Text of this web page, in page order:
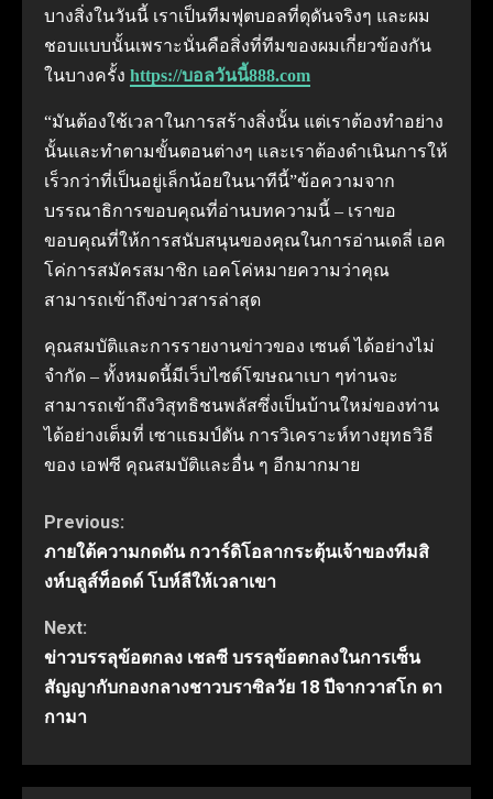
บางสิ่งในวันนี้ เราเป็นทีมฟุตบอลที่ดุดันจริงๆ และผม
ชอบแบบนั้นเพราะนั่นคือสิ่งที่ทีมของผมเกี่ยวข้องกัน
ในบางครั้ง https://บอลวันนี้888.com
“มันต้องใช้เวลาในการสร้างสิ่งนั้น แต่เราต้องทําอย่าง
นั้นและทําตามขั้นตอนต่างๆ และเราต้องดําเนินการให้
เร็วกว่าที่เป็นอยู่เล็กน้อยในนาทีนี้”ข้อความจาก
บรรณาธิการขอบคุณที่อ่านบทความนี้ – เราขอ
ขอบคุณที่ให้การสนับสนุนของคุณในการอ่านเดลี่ เอค
โค่การสมัครสมาชิก เอคโค่หมายความว่าคุณ
สามารถเข้าถึงข่าวสารล่าสุด
คุณสมบัติและการรายงานข่าวของ เซนต์ ได้อย่างไม่
จํากัด – ทั้งหมดนี้มีเว็บไซต์โฆษณาเบา ๆท่านจะ
สามารถเข้าถึงวิสุทธิชนพลัสซึ่งเป็นบ้านใหม่ของท่าน
ได้อย่างเต็มที่ เซาแธมป์ตัน การวิเคราะห์ทางยุทธวิธี
ของ เอฟซี คุณสมบัติและอื่น ๆ อีกมากมาย
Continue
Reading
Previous:
ภายใต้ความกดดัน กวาร์ดิโอลากระตุ้นเจ้าของทีมสิ
งห์บลูส์ท็อดด์ โบห์ลีให้เวลาเขา
Next:
ข่าวบรรลุข้อตกลง เชลซี บรรลุข้อตกลงในการเซ็น
สัญญากับกองกลางชาวบราซิลวัย 18 ปีจากวาสโก ดา
กามา